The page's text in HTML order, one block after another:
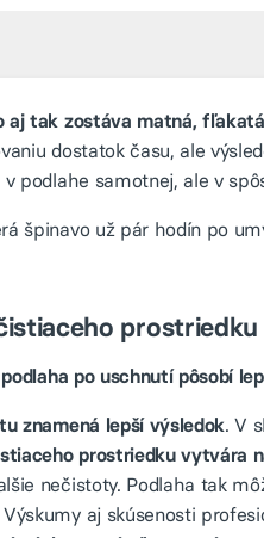
aj tak zostáva matná,
dostatok času, ale
podlahe samotnej, ale v
špinavo už pár hodín po
prostriedku
podlaha po uschnutí pôsobí
znamená lepší výsledok. V
prostriedku vytvára
nečistoty. Podlaha tak
aj skúsenosti